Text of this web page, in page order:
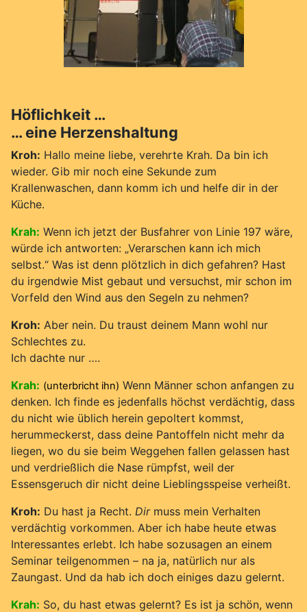
Höflichkeit …
… eine Herzenshaltung
Kroh: Hallo meine liebe, verehrte Krah. Da bin ich
wieder. Gib mir noch eine Sekunde zum
Krallenwaschen, dann komm ich und helfe dir in der
Küche.
Krah: Wenn ich jetzt der Busfahrer von Linie 197 wäre,
würde ich antworten: „Verarschen kann ich mich
selbst.“ Was ist denn plötzlich in dich gefahren? Hast
du irgendwie Mist gebaut und versuchst, mir schon im
Vorfeld den Wind aus den Segeln zu nehmen?
Kroh: Aber nein. Du traust deinem Mann wohl nur
Schlechtes zu.
Ich dachte nur ….
Krah: (unterbricht ihn) Wenn Männer schon anfangen zu
denken. Ich finde es jedenfalls höchst verdächtig, dass
du nicht wie üblich herein gepoltert kommst,
herummeckerst, dass deine Pantoffeln nicht mehr da
liegen, wo du sie beim Weggehen fallen gelassen hast
und verdrießlich die Nase rümpfst, weil der
Essensgeruch dir nicht deine Lieblingsspeise verheißt.
Kroh: Du hast ja Recht. Dirmuss mein Verhalten
verdächtig vorkommen. Aber ich habe heute etwas
Interessantes erlebt. Ich habe sozusagen an einem
Seminar teilgenommen – na ja, natürlich nur als
Zaungast. Und da hab ich doch einiges dazu gelernt.
Krah: So, du hast etwas gelernt? Es ist ja schön, wenn